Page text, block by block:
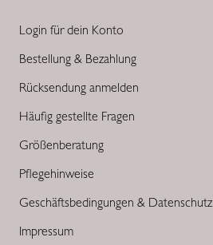
Login für dein Konto
Bestellung & Bezahlung
Rücksendung anmelden
Häufig gestellte Fragen
Größenberatung
Pflegehinweise
Geschäftsbedingungen & Datenschutz
Impressum